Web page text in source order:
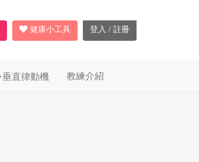
健康小工具 登入 / 註冊
垂直律動機 教練介紹